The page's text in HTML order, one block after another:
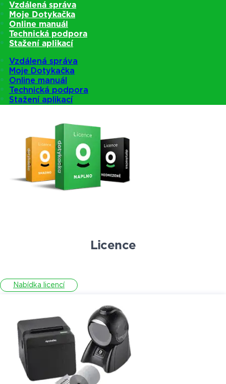
Vzdálená správa
Moje Dotykačka
Online manuál
Technická podpora
Stažení aplikací
Vzdálená správa
Moje Dotykačka
Online manuál
Technická podpora
Stažení aplikací
Nabídka pokladen
Licence
Nabídka licencí